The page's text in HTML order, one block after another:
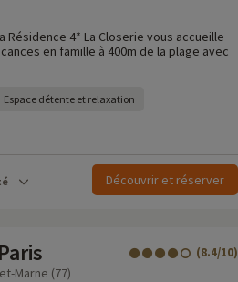
Résidence 4* La Closerie vous accueille
en famille à 400m de la plage avec
Espace détente et relaxation
Découvrir et réserver
(8.4/10)
Marne (77)